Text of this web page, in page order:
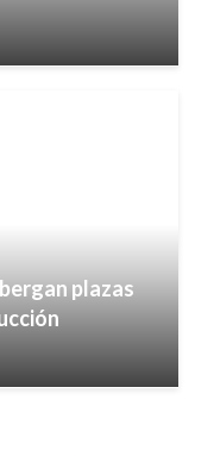
plazas